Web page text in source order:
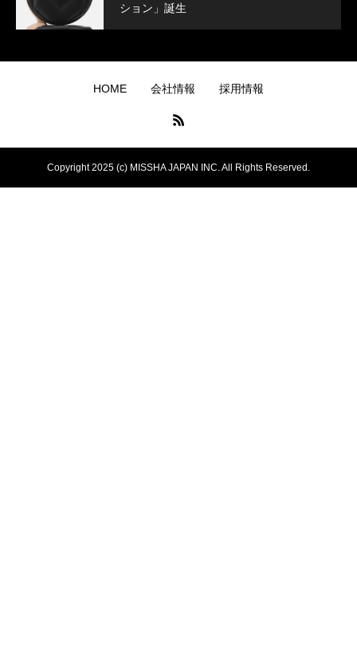
ション」誕生
HOME 会社情報 採用情報
Copyright 2025 (c) MISSHA JAPAN INC. All Rights Reserved.